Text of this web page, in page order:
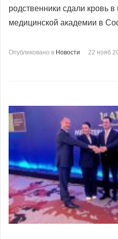
родственники сдали кровь
медицинской академии в
Опубликовано в Новости 22 нояб